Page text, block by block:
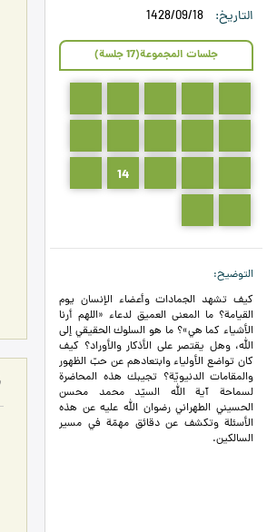
التاريخ
1428/09/18
جلسات المجموعة(17 جلسة)
14
التوضيح
كيف تشهد الجمادات وأعضاء الإنسان يوم
القيامة؟ ما المعنى العميق لدعاء «اللهم أرنا
الأشياء كما هي»؟ ما هو السلوك الحقيقي إلى
الله، وهل يقتصر على الأذكار والأوراد؟ كيف
كان تواضع الأولياء وابتعادهم عن حبّ الظهور
والمقامات الدنيويّة؟ تجيبك هذه المحاضرة
لسماحة آية الله السيّد محمد محسن
الحسيني الطهراني رضوان الله عليه عن هذه
الأسئلة وتكشف عن دقائق مهمّة في مسير
السالكين.